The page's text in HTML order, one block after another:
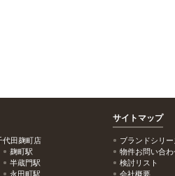
代田麹町店
麹町駅
半蔵門駅
永田町駅
サイトマップ
ブランドシリー
物件お問い合わ
検討リスト
会社概要